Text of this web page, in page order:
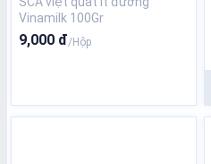
Vinamilk 100Gr
9,000 đ/Hộp